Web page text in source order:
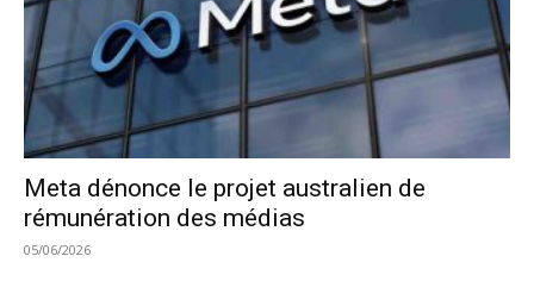
Meta dénonce le projet australien de
rémunération des médias
05/06/2026